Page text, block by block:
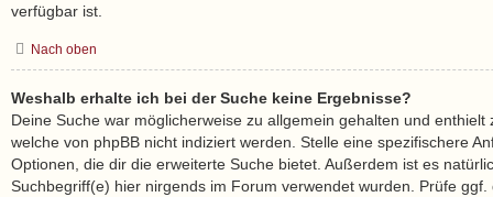
verfügbar ist.
Nach oben
Weshalb erhalte ich bei der Suche keine Ergebnisse?
Deine Suche war möglicherweise zu allgemein gehalten und enthielt
welche von phpBB nicht indiziert werden. Stelle eine spezifischere
Optionen, die dir die erweiterte Suche bietet. Außerdem ist es
Suchbegriff(e) hier nirgends im Forum verwendet wurden. Prüfe